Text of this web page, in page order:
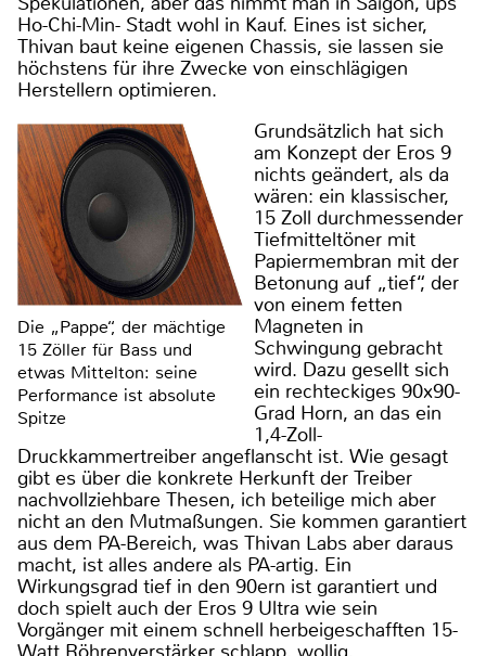
Ho-Chi-Min- Stadt wohl in Kauf. Eines ist sicher,
Thivan baut keine eigenen Chassis, sie lassen sie
höchstens für ihre Zwecke von einschlägigen
Herstellern optimieren.
Die „Pappe“, der mächtige
15 Zöller für Bass und
etwas Mittelton: seine
Performance ist absolute
Spitze
Grundsätzlich hat sich
am Konzept der Eros 9
nichts geändert, als da
wären: ein klassischer,
15 Zoll durchmessender
Tiefmitteltöner mit
Papiermembran mit der
Betonung auf „tief“, der
von einem fetten
Magneten in
Schwingung gebracht
wird. Dazu gesellt sich
ein rechteckiges 90x90-
Grad Horn, an das ein
1,4-Zoll-
Druckkammertreiber angeflanscht ist. Wie gesagt
gibt es über die konkrete Herkunft der Treiber
nachvollziehbare Thesen, ich beteilige mich aber
nicht an den Mutmaßungen. Sie kommen garantiert
aus dem PA-Bereich, was Thivan Labs aber daraus
macht, ist alles andere als PA-artig. Ein
Wirkungsgrad tief in den 90ern ist garantiert und
doch spielt auch der Eros 9 Ultra wie sein
Vorgänger mit einem schnell herbeigeschafften 15-